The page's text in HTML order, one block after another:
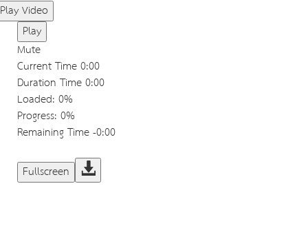
Play Video
Play
Mute
Current Time0:00
Duration Time0:00
Loaded: 0%
Progress: 0%
Remaining Time-0:00
Fullscreen